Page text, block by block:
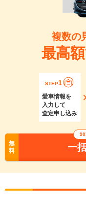
複数の
最高
STEP1
愛車情報を
入力して
査定申し込み
無
料
90
一